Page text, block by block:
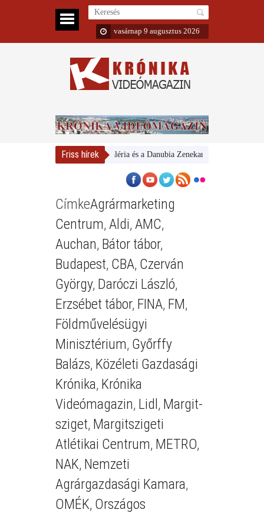
vasárnap 9 augusztus 2026
Friss hírek
Magyar Nemzeti Galéria és a Danubia Zenekar
CímkeAgrármarketing
Centrum, Aldi, AMC,
Auchan, Bátor tábor,
Budapest, CBA, Czerván
György, Daróczi László,
Erzsébet tábor, FINA, FM,
Földművelésügyi
Minisztérium, Győrffy
Balázs, Közéleti Gazdasági
Krónika, Krónika
Videómagazin, Lidl , Margit-
sziget, Margitszigeti
Atlétikai Centrum, METRO,
NAK, Nemzeti
Agrárgazdasági Kamara,
OMÉK, Országos